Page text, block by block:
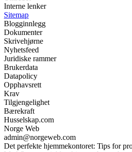
Interne lenker
Sitemap
Blogginnlegg
Dokumenter
Skrivehjørne
Nyhetsfeed
Juridiske rammer
Brukerdata
Datapolicy
Opphavsrett
Krav
Tilgjengelighet
Bærekraft
Husselskap.com
Norge Web
admin@norgeweb.com
Det perfekte hjemmekontoret: Tips for